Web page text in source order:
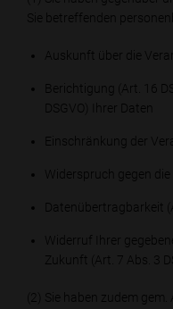
Sie betreffenden
Auskunft über die
Berichtigung (Art. 16
DSGVO) Ihrer Daten
Einschränkung der
Widerspruch gegen
Datenübertragbarkeit
Widerruf Ihrer
Zukunft (Art. 7 Abs. 3
(2) Sie haben zudem